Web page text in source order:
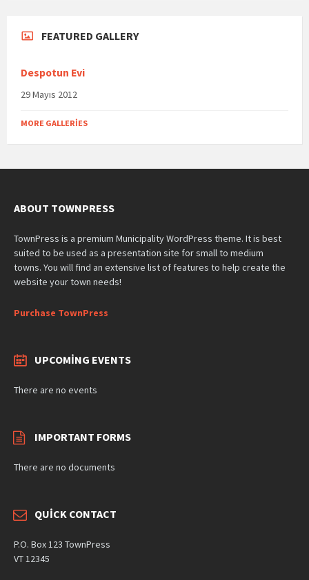
FEATURED GALLERY
Despotun Evi
29 Mayıs 2012
MORE GALLERIES
ABOUT TOWNPRESS
TownPress is a premium Municipality WordPress theme. It is best
suited to be used as a presentation site for small to medium
towns. You will find an extensive list of features to help create the
website your town needs!
Purchase TownPress
UPCOMING EVENTS
There are no events
IMPORTANT FORMS
There are no documents
QUICK CONTACT
P.O. Box 123 TownPress
VT 12345